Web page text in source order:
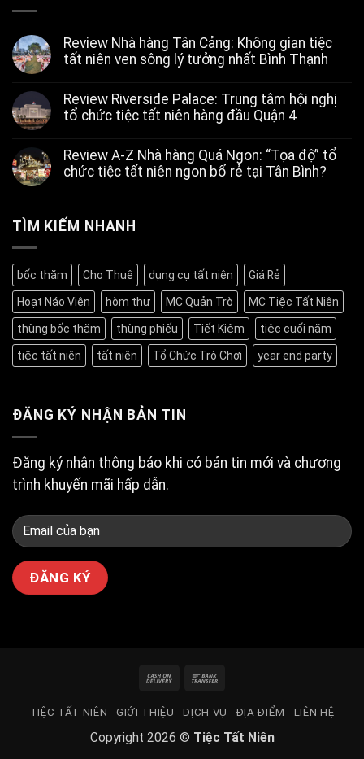
Review Nhà hàng Tân Cảng: Không gian tiệc
tất niên ven sông lý tưởng nhất Bình Thạnh
bình
luận
ở
hàng
Tân
Cảng:
tất
tưởng
nhất
Bình
Thạnh
Review Riverside Palace: Trung tâm hội nghị
tổ chức tiệc tất niên hàng đầu Quận 4
bình
luận
ở
Trung
tâm
tổ
chức
tiệc
tất
niên
hàng
đầu
Quận
4
Review A-Z Nhà hàng Quá Ngon: “Tọa độ” tổ
chức tiệc tất niên ngon bổ rẻ tại Tân Bình?
luận
ở
Z
Nhà
hàng
Quá
Ngon:
“Tọa
độ”
tổ
chức
tiệc
ngon
bổ
Bình?
TÌM KIẾM NHANH
bốc thăm Cho Thuê dụng cụ tất niên Giá Rẻ
Hoạt Náo Viên hòm thư MC Quản Trò MC Tiệc Tất Niên
thùng bốc thăm thùng phiếu Tiết Kiệm tiệc cuối năm
tiệc tất niên tất niên Tổ Chức Trò Chơi year end party
ĐĂNG KÝ NHẬN BẢN TIN
Đăng ký nhận thông báo khi có bản tin mới và chương
trình khuyến mãi hấp dẫn.
Cash
Delivery
TIỆC TẤT NIÊN GIỚI THIỆU DỊCH VỤ ĐỊA ĐIỂM LIÊN HỆ
Copyright 2026 © Tiệc Tất Niên